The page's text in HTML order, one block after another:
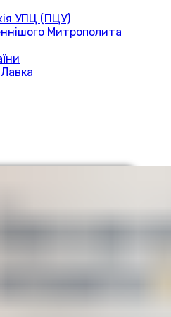
УПЦ (ПЦУ)
Митрополита